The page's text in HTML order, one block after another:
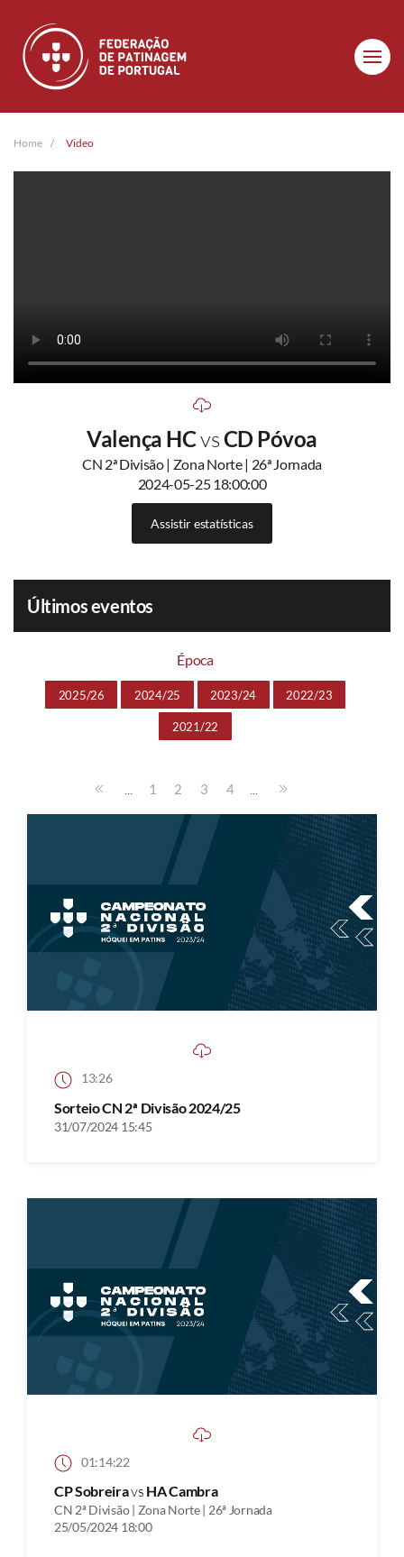
Skip to main content
Home Video
Valença HCvsCD Póvoa
CN 2ª Divisão | Zona Norte | 26ª Jornada
2024-05-25 18:00:00
Assistir estatísticas
Últimos eventos
Época
2025/26 2024/25 2023/24 2022/23
2021/22
... 1 2 3 4 ...
13:26
Sorteio CN 2ª Divisão 2024/25
31/07/2024 15:45
01:14:22
CP Sobreiravs HA Cambra
CN 2ª Divisão | Zona Norte | 26ª Jornada
25/05/2024 18:00